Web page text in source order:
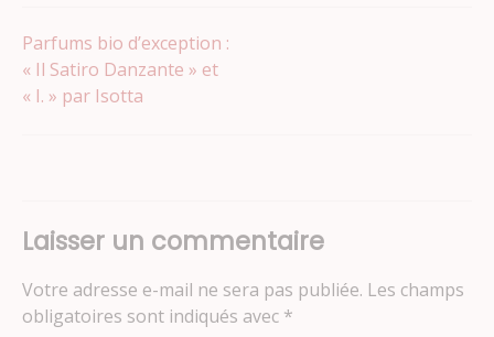
Navigation
de
Parfums bio d’exception :
« Il Satiro Danzante » et
« I. » par Isotta
Laisser un commentaire
Votre adresse e-mail ne sera pas publiée. Les champs
obligatoires sont indiqués avec *